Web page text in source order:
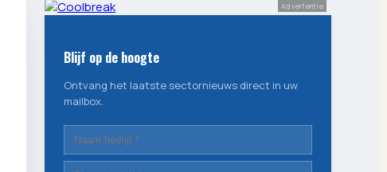
Advertentie
Blijf op de hoogte
Ontvang het laatste sectornieuws direct in uw
mailbox.